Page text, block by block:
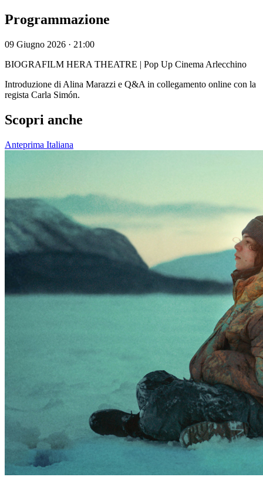
Programmazione
09 Giugno 2026 · 21:00
BIOGRAFILM HERA THEATRE | Pop Up Cinema Arlecchino
Introduzione di Alina Marazzi e Q&A in collegamento online con la
regista Carla Simón.
Scopri anche
Anteprima Italiana